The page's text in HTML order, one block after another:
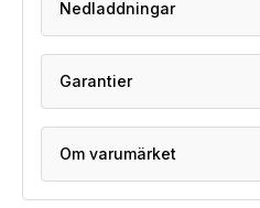
Nedladdningar
Garantier
Om varumärket